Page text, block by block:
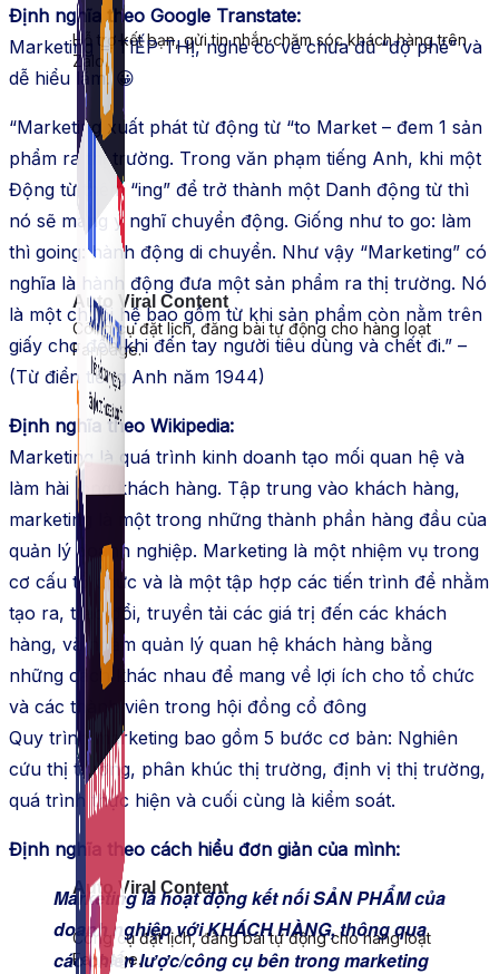
Auto Viral Content
Công cụ đặt lịch, đăng bài tự động cho hàng loạt
Fanpage.
Hỗ trợ kết bạn, gửi tin nhắn chăm sóc khách hàng trên
Zalo.
Auto Viral Content
Công cụ đặt lịch, đăng bài tự động cho hàng loạt
Fanpage.
Định nghĩa theo Google Transtate:
Marketing = TIẾP THỊ, nghe có vẻ chưa đủ “độ phê” và
dễ hiểu lắm. 😀
“Marketing xuất phát từ động từ “to Market – đem 1 sản
phẩm ra thị trường. Trong văn phạm tiếng Anh, khi một
Động từ thêm “ing” để trở thành một Danh động từ thì
nó sẽ mang ý nghĩ chuyển động. Giống như to go: làm
thì going: hành động di chuyển. Như vậy “Marketing” có
nghĩa là hành động đưa một sản phẩm ra thị trường. Nó
là một chuỗi hệ bao gồm từ khi sản phẩm còn nằm trên
giấy cho đến khi đến tay người tiêu dùng và chết đi.” –
(Từ điển tiếng Anh năm 1944)
Định nghĩa theo Wikipedia:
Marketing là quá trình kinh doanh tạo mối quan hệ và
làm hài lòng khách hàng. Tập trung vào khách hàng,
marketing là một trong những thành phần hàng đầu của
quản lý doanh nghiệp. Marketing là một nhiệm vụ trong
cơ cấu tổ chức và là một tập hợp các tiến trình để nhằm
tạo ra, trao đổi, truyền tải các giá trị đến các khách
hàng, và nhằm quản lý quan hệ khách hàng bằng
những cách khác nhau để mang về lợi ích cho tổ chức
và các thành viên trong hội đồng cổ đông
Quy trình marketing bao gồm 5 bước cơ bản: Nghiên
cứu thị trường, phân khúc thị trường, định vị thị trường,
quá trình thực hiện và cuối cùng là kiểm soát.
Định nghĩa theo cách hiểu đơn giản của mình:
Marketing là hoạt động kết nối SẢN PHẨM của
doanh nghiệp với KHÁCH HÀNG, thông qua
các chiến lược/công cụ bên trong marketing